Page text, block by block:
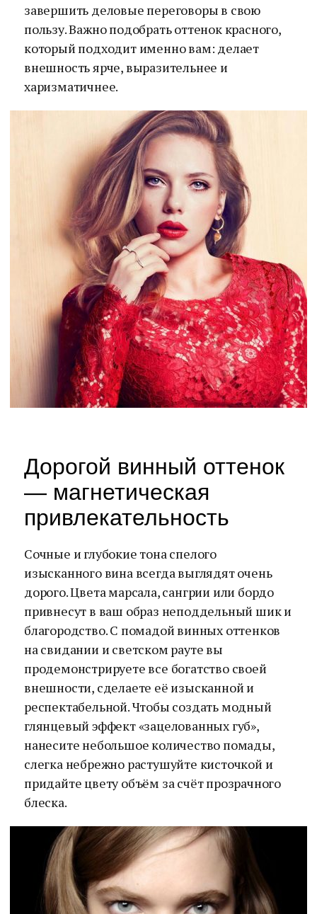
завершить деловые переговоры в свою
пользу. Важно подобрать оттенок красного,
который подходит именно вам: делает
внешность ярче, выразительнее и
харизматичнее.
Дорогой винный оттенок
— магнетическая
привлекательность
Сочные и глубокие тона спелого
изысканного вина всегда выглядят очень
дорого. Цвета марсала, сангрии или бордо
привнесут в ваш образ неподдельный шик и
благородство. С помадой винных оттенков
на свидании и светском рауте вы
продемонстрируете все богатство своей
внешности, сделаете её изысканной и
респектабельной. Чтобы создать модный
глянцевый эффект «зацелованных губ»,
нанесите небольшое количество помады,
слегка небрежно растушуйте кисточкой и
придайте цвету объём за счёт прозрачного
блеска.